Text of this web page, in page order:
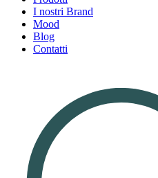
I nostri Brand
Mood
Blog
Contatti